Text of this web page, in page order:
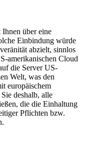
über eine
Einbindung würde
abzielt, sinnlos
amerikanischen Cloud
die Server US-
Welt, was den
europäischem
deshalb, alle
die die Einhaltung
Pflichten bzw.